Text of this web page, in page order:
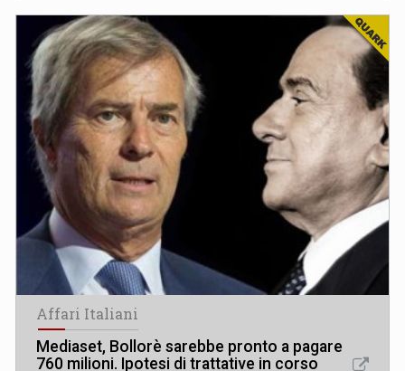
Affari Italiani
Mediaset, Bollorè sarebbe pronto a pagare
760 milioni. Ipotesi di trattative in corso